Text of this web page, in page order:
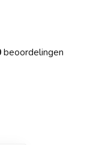
beoordelingen